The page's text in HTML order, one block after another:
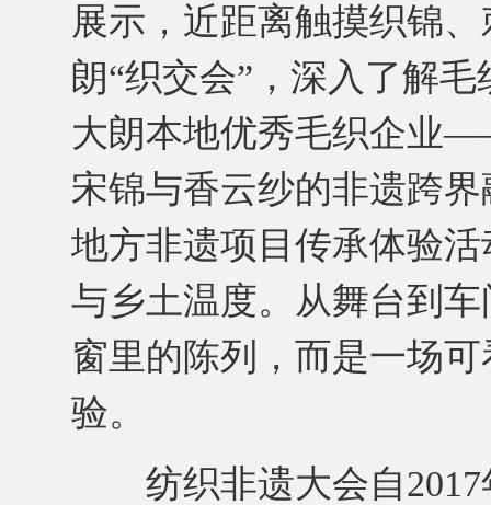
展示，近距离触摸织锦
朗“织交会”，深入了解
大朗本地优秀毛织企业
宋锦与香云纱的非遗跨
地方非遗项目传承体验
与乡土温度。从舞台到
窗里的陈列，而是一场
验。
纺织非遗大会自2017